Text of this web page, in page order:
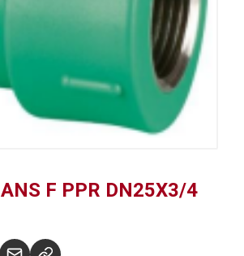
F PPR DN25X3/4